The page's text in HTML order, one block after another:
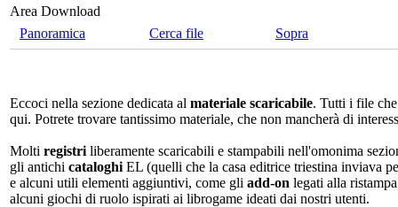
Area Download
Panoramica
Cerca file Sopra
Eccoci nella sezione dedicata al materiale scaricabile. Tutti i file
qui. Potrete trovare tantissimo materiale, che non mancherà di
Molti registri liberamente scaricabili e stampabili nell'omonima
gli antichi cataloghi EL (quelli che la casa editrice triestina inviava
e alcuni utili elementi aggiuntivi, come gli add-on legati alla
alcuni giochi di ruolo ispirati ai librogame ideati dai nostri utenti.